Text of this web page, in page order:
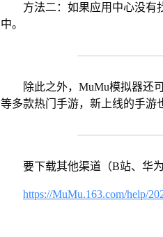
方法二：如果应用中心没有
中。
除此之外，MuMu模拟器还
等多款热门手游，新上线的手游
要下载其他渠道（B站、华
https://MuMu.163.com/help/